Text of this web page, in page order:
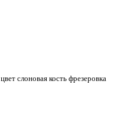
цвет слоновая кость фрезеровка